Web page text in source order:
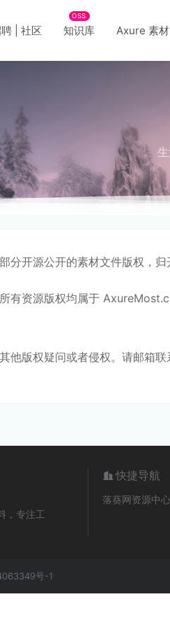
| 社区 知识库
OSS
Axure 素材
分开源公开的素材文件版权，归
有资源版权均属于
他版权疑问或者侵权。请邮箱联
，专注工
快捷导航
落葵网资源中心
号-1